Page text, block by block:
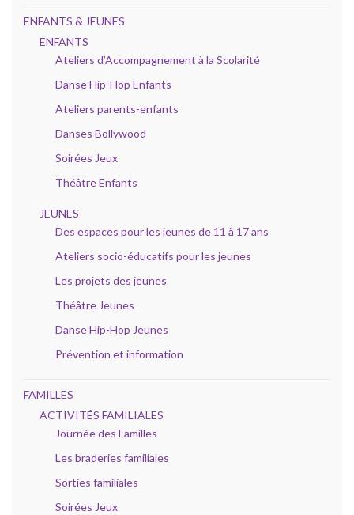
ENFANTS & JEUNES
ENFANTS
Ateliers d’Accompagnement à la Scolarité
Danse Hip-Hop Enfants
Ateliers parents-enfants
Danses Bollywood
Soirées Jeux
Théâtre Enfants
JEUNES
Des espaces pour les jeunes de 11 à 17 ans
Ateliers socio-éducatifs pour les jeunes
Les projets des jeunes
Théâtre Jeunes
Danse Hip-Hop Jeunes
Prévention et information
FAMILLES
ACTIVITÉS FAMILIALES
Journée des Familles
Les braderies familiales
Sorties familiales
Soirées Jeux